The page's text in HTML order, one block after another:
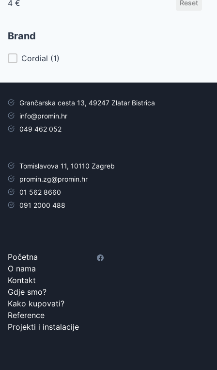
4 € Reset
Brand
Brand
Cordial (1)
Grančarska cesta 13, 49247 Zlatar Bistrica
info@promin.hr
049 462 052
Tomislavova 11, 10110 Zagreb
promin.zg@promin.hr
01 562 8660
091 2000 488
Početna
O nama
Kontakt
Gdje smo?
Kako kupovati?
Reference
Projekti i instalacije